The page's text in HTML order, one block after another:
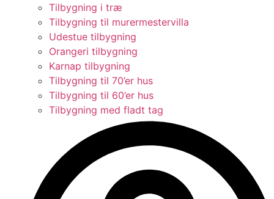
Tilbygning i træ
Tilbygning til murermestervilla
Udestue tilbygning
Orangeri tilbygning
Karnap tilbygning
Tilbygning til 70’er hus
Tilbygning til 60’er hus
Tilbygning med fladt tag